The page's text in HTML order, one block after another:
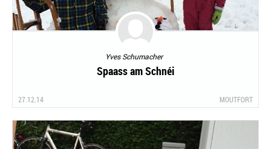
Yves Schumacher
Spaass am Schnéi
27.12.14 MOUTFORT